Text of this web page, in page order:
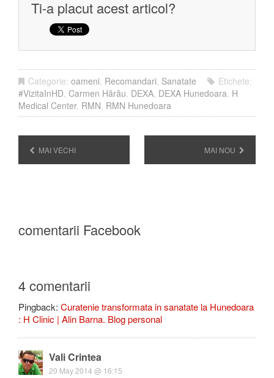
Ti-a placut acest articol?
Categorie: oameni Recomandari Sanatate
Etichete:
#VizitaInHD Carmen Hărău DEXA DEXA Hunedoara H
Medical Center, RMN RMN Hunedoara
MAI VECHI MAI NOU
comentarii Facebook
4 comentarii
Pingback: Curatenie transformata in sanatate la Hunedoara
: H Clinic | Alin Barna. Blog personal
Vali Crintea
20 May 2014 @ 16:15